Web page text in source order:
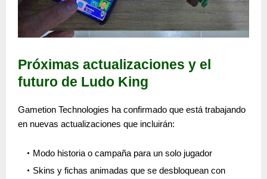
Próximas actualizaciones y el
futuro de Ludo King
Gametion Technologies ha confirmado que está trabajando
en nuevas actualizaciones que incluirán:
Modo historia o campaña para un solo jugador
Skins y fichas animadas que se desbloquean con